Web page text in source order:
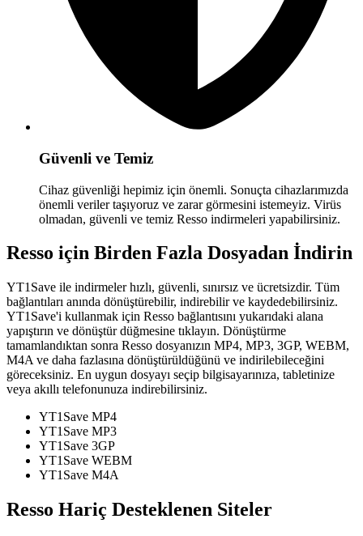
Güvenli ve Temiz
Cihaz güvenliği hepimiz için önemli. Sonuçta cihazlarımızda
önemli veriler taşıyoruz ve zarar görmesini istemeyiz. Virüs
olmadan, güvenli ve temiz Resso indirmeleri yapabilirsiniz.
Resso için Birden Fazla Dosyadan İndirin
YT1Save ile indirmeler hızlı, güvenli, sınırsız ve ücretsizdir. Tüm
bağlantıları anında dönüştürebilir, indirebilir ve kaydedebilirsiniz.
YT1Save'i kullanmak için Resso bağlantısını yukarıdaki alana
yapıştırın ve dönüştür düğmesine tıklayın. Dönüştürme
tamamlandıktan sonra Resso dosyanızın MP4, MP3, 3GP, WEBM,
M4A ve daha fazlasına dönüştürüldüğünü ve indirilebileceğini
göreceksiniz. En uygun dosyayı seçip bilgisayarınıza, tabletinize
veya akıllı telefonunuza indirebilirsiniz.
YT1Save MP4
YT1Save MP3
YT1Save 3GP
YT1Save WEBM
YT1Save M4A
Resso Hariç Desteklenen Siteler